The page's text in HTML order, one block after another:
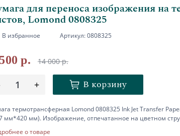
для переноса изображения на
Lomond 0808325
В избранное Артикул:0808325
р. 14 000 р.
1 + В корзину
термотрансферная Lomond 0808325 Ink Jet Transfer
мм*420 мм). Изображение, отпечатанное на цветном
о товаре